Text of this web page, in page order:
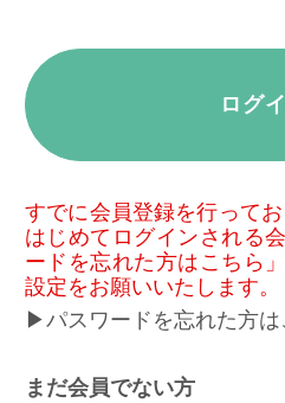
ログ
すでに会員登録を行って
はじめてログインされる
ードを忘れた方はこちら
設定をお願いいたします。
▶パスワードを忘れた方は
まだ会員でない方